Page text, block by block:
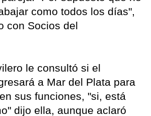
como todos los días",
con Socios del
le consultó si el
a Mar del Plata para
sus funciones, "si, está
dijo ella, aunque aclaró